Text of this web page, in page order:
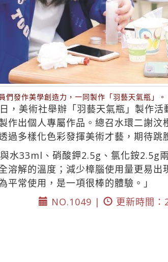
們發作美學創造力，一同製作「羽藝天氣瓶」。
，美術社舉辦「羽藝天氣瓶」製作
作出個人專屬作品。總召水環二謝汶
過多樣化色彩發揮美術才藝，期待跳
水33ml、硝酸鉀2.5g、氯化銨2.5g
溶解的溫度；減少樟腦使用量更易
常使用，是一項很棒的體驗。」
NO.1049 |
更新時間